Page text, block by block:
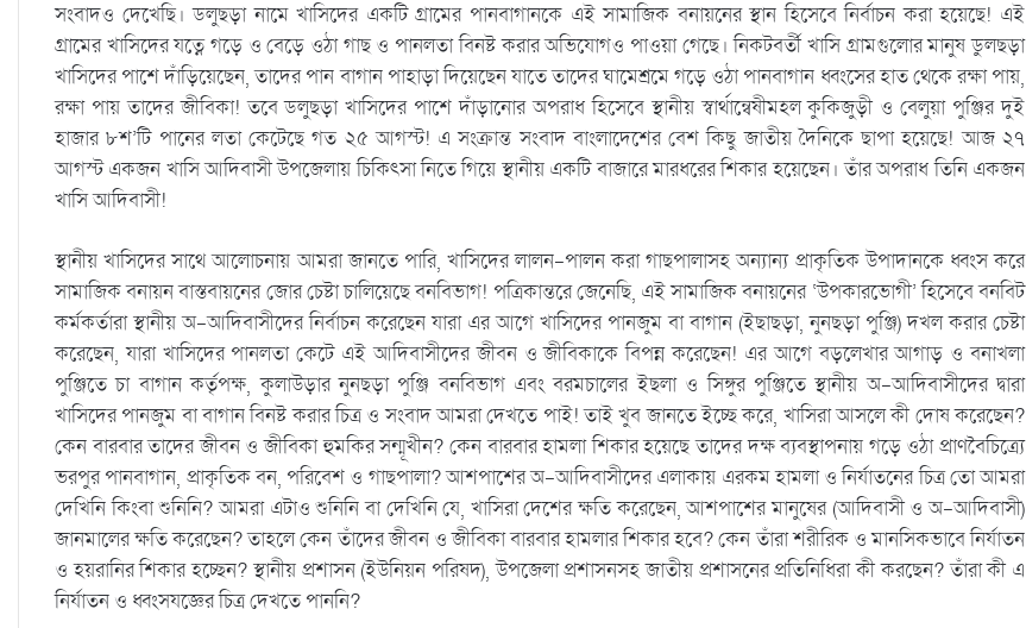
সংবাদও দেখেছি। ডলুছড়া নামে খাসিদের একটি গ্রামের পানবাগানকে এই সামাজিক বনায়নের স্থান হিসেবে নির্বাচন করা হয়েছে! এই
গ্রামের খাসিদের যত্নে গড়ে ও বেড়ে ওঠা গাছ ও পানলতা বিনষ্ট করার অভিযোগও পাওয়া গেছে। নিকটবর্তী খাসি গ্রামগুলোর মানুষ ডুলছড়া
খাসিদের পাশে দাঁড়িয়েছেন, তাদের পান বাগান পাহাড়া দিয়েছেন যাতে তাদের ঘামেশ্রমে গড়ে ওঠা পানবাগান ধ্বংসের হাত থেকে রক্ষা পায়,
রক্ষা পায় তাদের জীবিকা! তবে ডলুছড়া খাসিদের পাশে দাঁড়ানোর অপরাধ হিসেবে স্থানীয় স্বার্থান্বেষীমহল কুকিজুড়ী ও বেলুয়া পুঞ্জির দুই
হাজার ৮শ’টি পানের লতা কেটেছে গত ২৫ আগস্ট! এ সংক্রান্ত সংবাদ বাংলাদেশের বেশ কিছু জাতীয় দৈনিকে ছাপা হয়েছে! আজ ২৭
আগস্ট একজন খাসি আদিবাসী উপজেলায় চিকিৎসা নিতে গিয়ে স্থানীয় একটি বাজারে মারধরের শিকার হয়েছেন। তাঁর অপরাধ তিনি একজন
খাসি আদিবাসী!
স্থানীয় খাসিদের সাথে আলোচনায় আমরা জানতে পারি, খাসিদের লালন-পালন করা গাছপালাসহ অন্যান্য প্রাকৃতিক উপাদানকে ধ্বংস করে
সামাজিক বনায়ন বাস্তবায়নের জোর চেষ্টা চালিয়েছে বনবিভাগ! পত্রিকান্তরে জেনেছি, এই সামাজিক বনায়নের ‘উপকারভোগী’ হিসেবে বনবিট
কর্মকর্তারা স্থানীয় অ-আদিবাসীদের নির্বাচন করেছেন যারা এর আগে খাসিদের পানজুম বা বাগান (ইছাছড়া, নুনছড়া পুঞ্জি) দখল করার চেষ্টা
করেছেন, যারা খাসিদের পানলতা কেটে এই আদিবাসীদের জীবন ও জীবিকাকে বিপন্ন করেছেন! এর আগে বড়লেখার আগাড় ও বনাখলা
পুঞ্জিতে চা বাগান কর্তৃপক্ষ, কুলাউড়ার নুনছড়া পুঞ্জি বনবিভাগ এবং বরমচালের ইছলা ও সিঙ্গুর পুঞ্জিতে স্থানীয় অ-আদিবাসীদের দ্বারা
খাসিদের পানজুম বা বাগান বিনষ্ট করার চিত্র ও সংবাদ আমরা দেখতে পাই! তাই খুব জানতে ইচ্ছে করে, খাসিরা আসলে কী দোষ করেছেন?
কেন বারবার তাদের জীবন ও জীবিকা হুমকির সন্মূখীন? কেন বারবার হামলা শিকার হয়েছে তাদের দক্ষ ব্যবস্থাপনায় গড়ে ওঠা প্রাণবৈচিত্র্যে
ভরপুর পানবাগান, প্রাকৃতিক বন, পরিবেশ ও গাছপালা? আশপাশের অ-আদিবাসীদের এলাকায় এরকম হামলা ও নির্যাতনের চিত্র তো আমরা
দেখিনি কিংবা শুনিনি? আমরা এটাও শুনিনি বা দেখিনি যে, খাসিরা দেশের ক্ষতি করেছেন, আশপাশের মানুষের (আদিবাসী ও অ-আদিবাসী)
জানমালের ক্ষতি করেছেন? তাহলে কেন তাঁদের জীবন ও জীবিকা বারবার হামলার শিকার হবে? কেন তাঁরা শরীরিক ও মানসিকভাবে নির্যাতন
ও হয়রানির শিকার হচ্ছেন? স্থানীয় প্রশাসন (ইউনিয়ন পরিষদ), উপজেলা প্রশাসনসহ জাতীয় প্রশাসনের প্রতিনিধিরা কী করছেন? তাঁরা কী এ
নির্যাতন ও ধ্বংসযজ্ঞের চিত্র দেখতে পাননি?